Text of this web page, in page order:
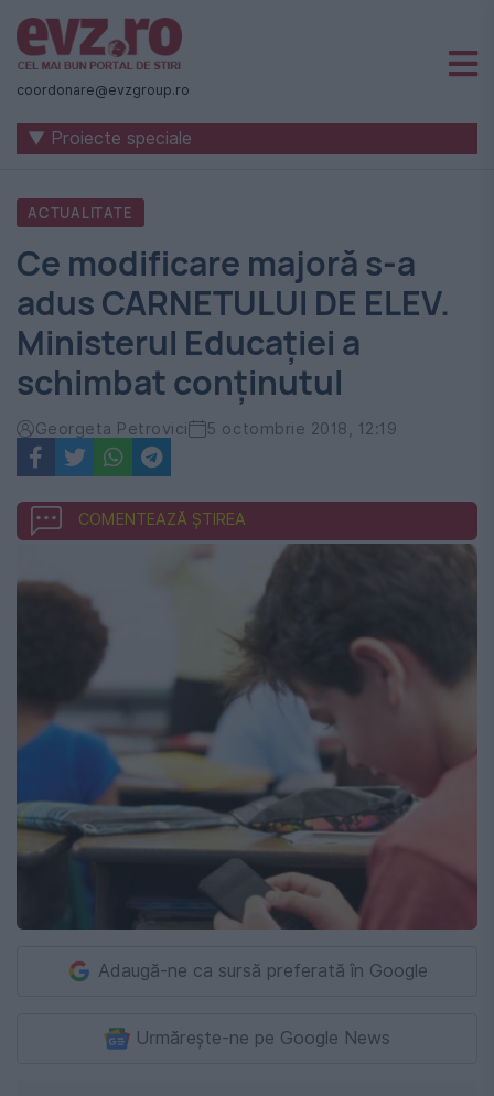
Știri
naționale
internaționale
România
-
Evenimentul
Zilei
coordonare@evzgroup.ro
▼ Proiecte speciale
ACTUALITATE
Ce modificare majoră s-a
adus CARNETULUI DE ELEV.
Ministerul Educației a
schimbat conținutul
Georgeta Petrovici 5 octombrie 2018, 12:19
COMENTEAZĂ ȘTIREA
Adaugă-ne ca sursă preferată în Google
Urmărește-ne pe Google News